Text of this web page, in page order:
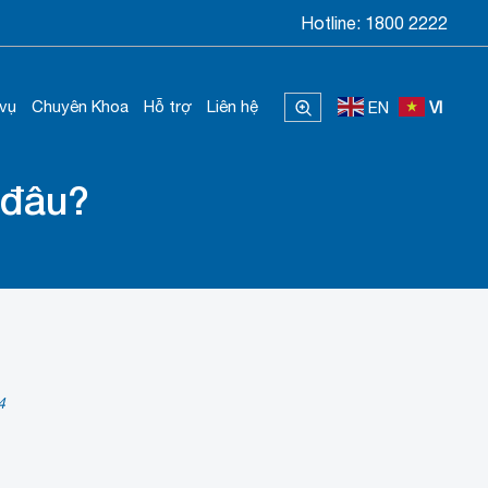
Hotline: 1800 2222
Chuyên Khoa Hỗ trợ Liên hệ EN VI